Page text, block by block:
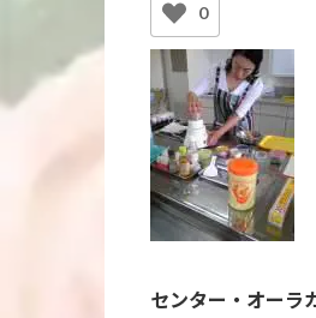
0
センター・オーラ